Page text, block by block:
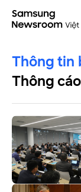
Thông tin
Thông